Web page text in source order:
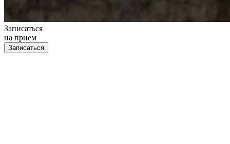
Записаться
на прием
Записаться